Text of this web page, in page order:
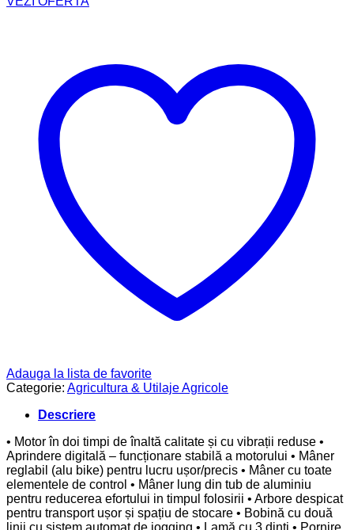
Adauga la lista de favorite
Categorie: Agricultura & Utilaje Agricole
Descriere
• Motor în doi timpi de înaltă calitate și cu vibrații reduse •
Aprindere digitală – funcționare stabilă a motorului • Mâner
reglabil (alu bike) pentru lucru ușor/precis • Mâner cu toate
elementele de control • Mâner lung din tub de aluminiu
pentru reducerea efortului in timpul folosirii • Arbore despicat
pentru transport ușor și spațiu de stocare • Bobină cu două
linii cu sistem automat de jogging • Lamă cu 3 dinți • Pornire